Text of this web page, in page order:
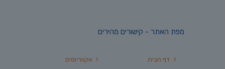
מפת האתר - קישורים מהירים
אקווריומים
דף הבית